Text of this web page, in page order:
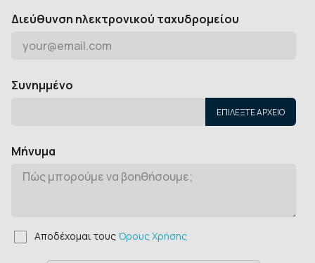
Διεύθυνση ηλεκτρονικού ταχυδρομείου
Συνημμένο
ΕΠΙΛΈΞΤΕ ΑΡΧΕΊΟ
Μήνυμα
Αποδέχομαι τουςΌρους Χρήσης